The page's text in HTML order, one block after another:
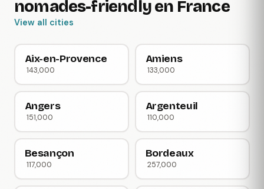
nomades-friendly en France
View all cities
Aix-en-Provence
143,000
Amiens
133,000
Angers
151,000
Argenteuil
110,000
Besançon
117,000
Bordeaux
257,000